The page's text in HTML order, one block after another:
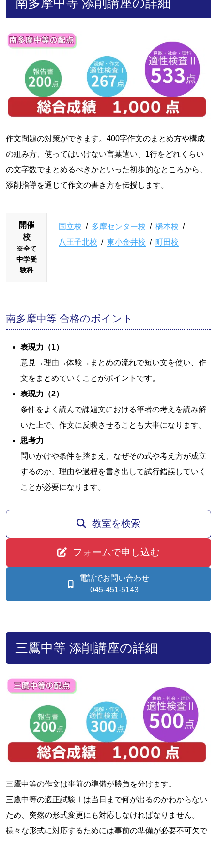
作文問題の対策ができます。400字作文のまとめ方や構成
の組み方、使ってはいけない言葉遣い、1行をどれくらい
の文字数でまとめるべきかといった初歩的なところから、
添削指導を通じて作文の書き方を伝授します。
開催
校
※全て
中学受
験科
国立校 / 多摩センター校 / 橋本校 /
八王子北校 / 東小金井校 / 町田校
南多摩中等 合格のポイント
表現力（1）
意見→理由→体験→まとめの流れで短い文を使い、作
文をまとめていくことがポイントです。
表現力（2）
条件をよく読んで課題文における筆者の考えを読み解
いた上で、作文に反映させることも大事になります。
思考力
問いかけや条件を踏まえ、なぜその式や考え方が成立
するのか、理由や過程を書き出して試行錯誤していく
ことが必要になります。
教室を検索
フォームで申し込む
電話でお問い合わせ
045-451-5143
三鷹中等 添削講座の詳細
三鷹中等の作文は事前の準備が勝負を分けます。
三鷹中等の適正試験Ⅰは当日まで何が出るのかわからない
ため、突然の形式変更にも対応しなければなりません。
様々な形式に対応するためには事前の準備が必要不可欠で